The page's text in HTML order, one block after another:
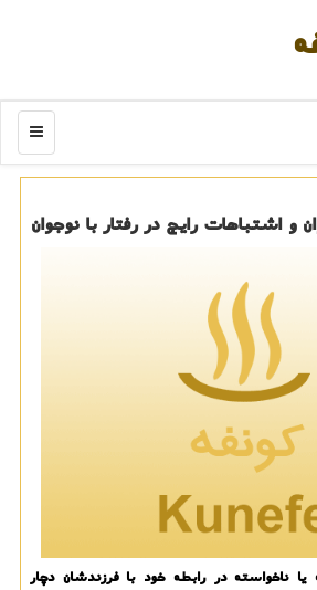
منو
و اشتباهات رایج در رفتار با نوجوان
یا ناخواسته در رابطه خود با فرزندشان دچار